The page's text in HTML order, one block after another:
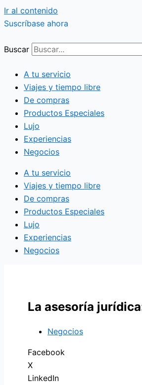
Ir al contenido
Suscríbase ahora
Buscar
A tu servicio
Viajes y tiempo libre
De compras
Productos Especiales
Lujo
Experiencias
Negocios
A tu servicio
Viajes y tiempo libre
De compras
Productos Especiales
Lujo
Experiencias
Negocios
La asesoría
Negocios
Facebook
X
LinkedIn